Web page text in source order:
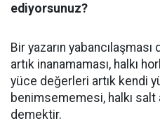
ediyorsunuz?
Bir yazarın yabancılaşması
artık inanamaması, halkı
yüce değerleri artık kendi
benimsememesi, halkı
demektir.